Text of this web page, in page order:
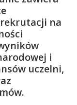
na
i
uczelni,